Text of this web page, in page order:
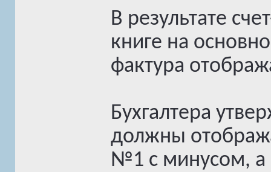
В результате
книге на
фактура
Бухгалтера
должны
№1 с минусом, а